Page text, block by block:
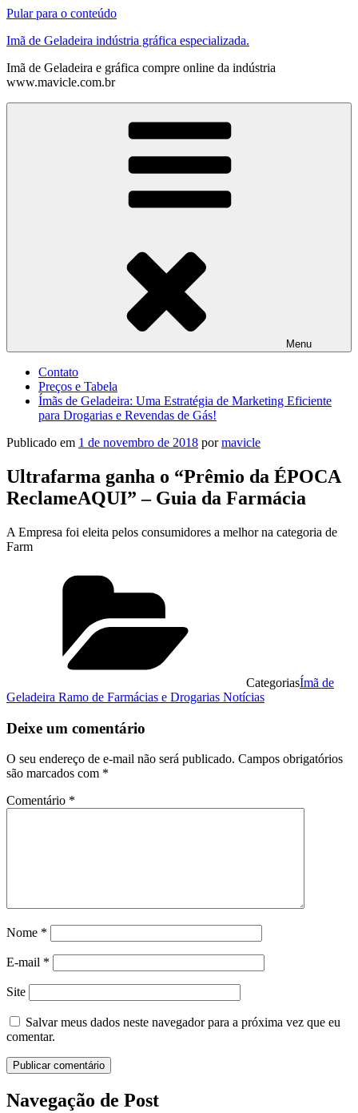
Pular para o conteúdo
Imã de Geladeira indústria gráfica especializada.
Imã de Geladeira e gráfica compre online da indústria
www.mavicle.com.br
Menu
Contato
Preços e Tabela
Ímãs de Geladeira: Uma Estratégia de Marketing Eficiente
para Drogarias e Revendas de Gás!
Publicado em 1 de novembro de 2018 pormavicle
Ultrafarma ganha o “Prêmio da ÉPOCA
ReclameAQUI” – Guia da Farmácia
A Empresa foi eleita pelos consumidores a melhor na categoria de
Farm
CategoriasÍmã de
Geladeira Ramo de Farmácias e Drogarias Notícias
Deixe um comentário
O seu endereço de e-mail não será publicado. Campos obrigatórios
são marcados com *
Comentário *
Nome *
E-mail *
Site
Salvar meus dados neste navegador para a próxima vez que eu
comentar.
Navegação de Post